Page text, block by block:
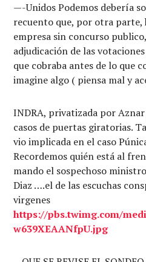
—-Unidos Podemos debería
recuento que, por otra parte,
empresa sin concurso
adjudicación de las
que cobraba antes de lo que
imagine algo ( piensa mal y
INDRA, privatizada por
casos de puertas giratorias.
vio implicada en el caso
Recordemos quién está al
mando el sospechoso
Diaz ….el de las escuchas
virgenes
https://pbs.twimg.com/
w639XEAANfpU.jpg